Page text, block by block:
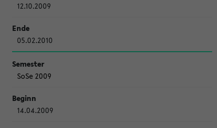
12.10.2009
05.02.2010
SoSe 2009
14.04.2009